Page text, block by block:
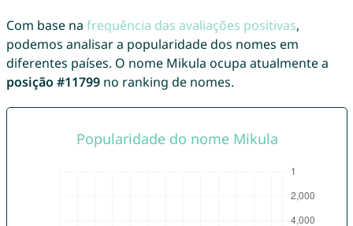
Com base na frequência das avaliações positivas,
podemos analisar a popularidade dos nomes em
diferentes países. O nome Mikula ocupa atualmente a
posição #11799no ranking de nomes.